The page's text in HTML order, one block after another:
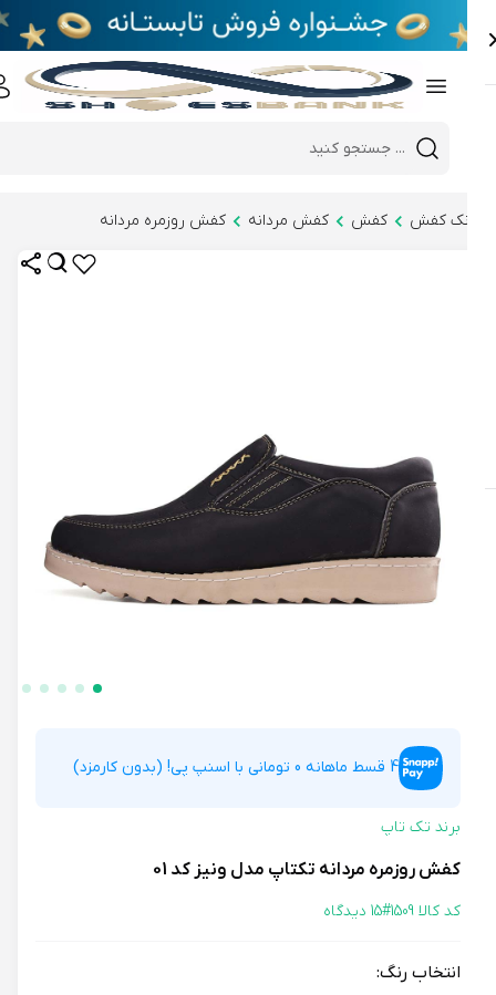
Mobile header search
e
کفش کفش کفش مردانه کفش روزمره مردانه
4 قسط ماهانه 0 تومانی با اسنپ پی! (بدون کارمزد)
برند تک تاپ
کفش روزمره مردانه تکتاپ مدل ونیز کد 01
کد کالا 1509# 15 دیدگاه
انتخاب رنگ: